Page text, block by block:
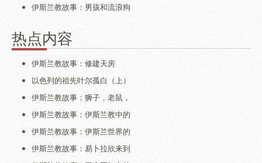
伊斯兰教故事：男孩和流浪狗
热点内容
伊斯兰教故事：修建天房
以色列的祖先叶尔孤白（上）
伊斯兰教故事：狮子，老鼠，
伊斯兰教故事：伊斯兰教中的
伊斯兰教故事：伊斯兰世界的
伊斯兰教故事：易卜拉欣来到